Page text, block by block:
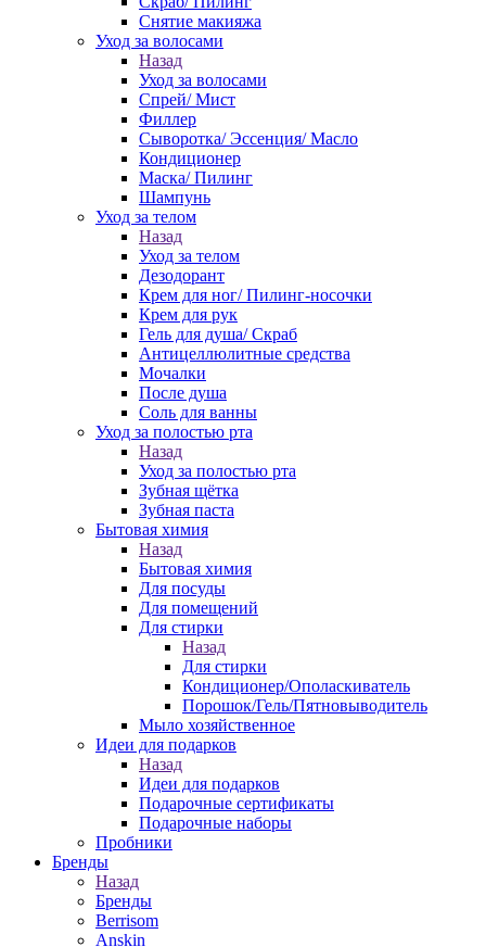
Снятие макияжа
Уход за волосами
Назад
Уход за волосами
Спрей/ Мист
Филлер
Сыворотка/ Эссенция/ Масло
Кондиционер
Маска/ Пилинг
Шампунь
Уход за телом
Назад
Уход за телом
Дезодорант
Крем для ног/ Пилинг-носочки
Крем для рук
Гель для душа/ Скраб
Антицеллюлитные средства
Мочалки
После душа
Соль для ванны
Уход за полостью рта
Назад
Уход за полостью рта
Зубная щётка
Зубная паста
Бытовая химия
Назад
Бытовая химия
Для посуды
Для помещений
Для стирки
Назад
Для стирки
Кондиционер/Ополаскиватель
Порошок/Гель/Пятновыводитель
Мыло хозяйственное
Идеи для подарков
Назад
Идеи для подарков
Подарочные сертификаты
Подарочные наборы
Пробники
Бренды
Назад
Бренды
Berrisom
Anskin